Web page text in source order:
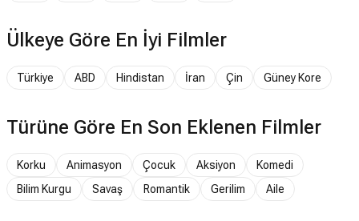
Ülkeye Göre En İyi Filmler
Türkiye ABD Hindistan İran Çin Güney Kore
Türüne Göre En Son Eklenen Filmler
Korku Animasyon Çocuk Aksiyon
Komedi
Bilim Kurgu
Savaş Romantik Gerilim Aile